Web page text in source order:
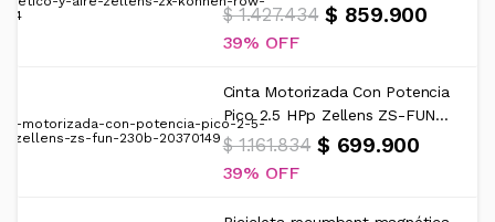
$ 1.427.434 $ 859.900
39%
Cinta Motorizada Con Potencia
Pico 2.5 HPp Zellens ZS-FUN...
$ 1.161.834 $ 699.900
39%